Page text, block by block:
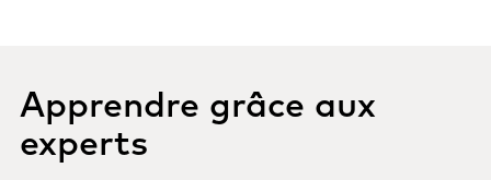
Apprendre grâce aux
experts